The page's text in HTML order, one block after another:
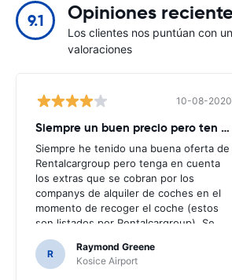
9.1 Opiniones
Los clientes nos puntúan con
valoraciones
10-08-2020
Siempre un buen precio pero ten cuidado extras añadido en el momento
Siempre he tenido una buena oferta de
Rentalcargroup pero tenga en cuenta
los extras que se cobran por los
companys de alquiler de coches en el
momento de recoger el coche (estos
son listados por Rentalcargroup). Se
cobran y hacer cambiar el costo total
del alquiler de coches
R
Raymond Greene
Kosice Airport